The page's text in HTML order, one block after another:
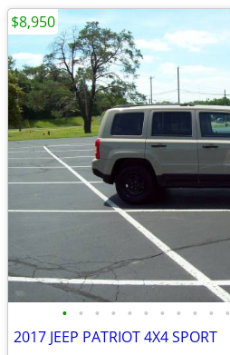
• • • • • • • • • • •
2017 JEEP PATRIOT 4X4 SPORT
$8,950